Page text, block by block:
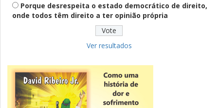
Fies: pré-selecionados têm até terça
para complementar informações
Novidade
CNPJ alfanumérico começa a ser emitido
nesta sexta
Porque desrespeita o estado democrático de direito,
onde todos têm direito a ter opinião própria
Ver resultados